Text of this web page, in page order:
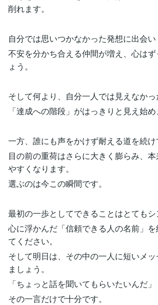
削れます。
自分では思いつかなかった発想に出会い
不安を分かち合える仲間が増え、心は
ょう。
そして何より、自分一人では見えなか
「達成への階段」がはっきりと見え始め
一方、誰にも声をかけず耐える道を続
目の前の重荷はさらに大きく膨らみ、
やすくなります。
選ぶのは今この瞬間です。
最初の一歩としてできることはとてもシ
心に浮かんだ「信頼できる人の名前」
てください。
そして明日は、その中の一人に短いメ
ましょう。
「ちょっと話を聞いてもらいたいんだ」
その一言だけで十分です。